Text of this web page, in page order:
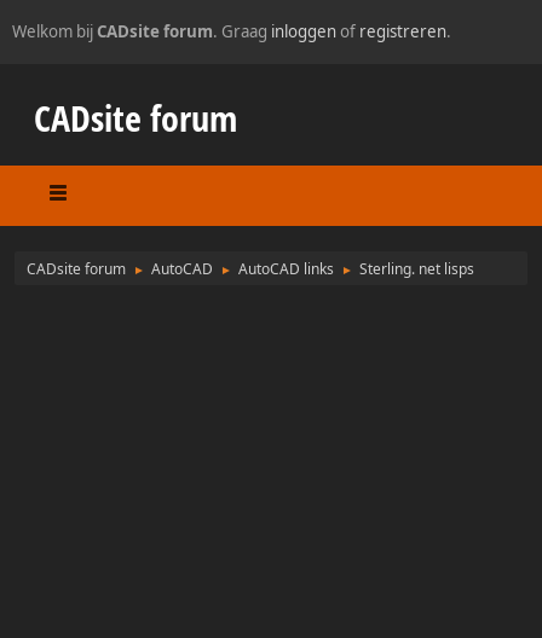
Welkom bij CADsite forum. Graag inloggenof registreren.
CADsite forum
CADsite forum ► AutoCAD ► AutoCAD links ► Sterling. net lisps